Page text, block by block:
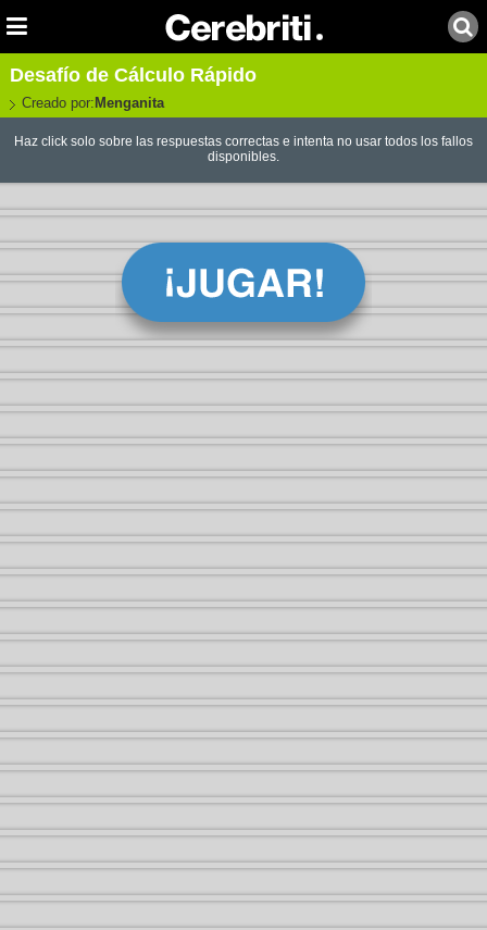
Desafío de Cálculo Rápido
Creado por: Menganita
Haz click solo sobre las respuestas correctas e intenta no usar todos los fallos
disponibles.